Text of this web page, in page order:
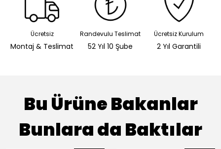
Ücretsiz
Montaj & Teslimat
Randevulu Teslimat
52 Yıl 10 Şube
Ücretsiz Kurulum
2 Yıl Garantili
Bu Ürüne Bakanlar
Bunlara da Baktılar